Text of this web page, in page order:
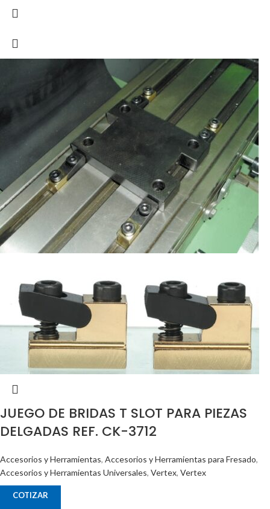
JUEGO DE BRIDAS T SLOT PARA PIEZAS
DELGADAS REF. CK-3712
Accesorios y Herramientas, Accesorios y Herramientas para Fresado,
Accesorios y Herramientas Universales, Vertex, Vertex
COTIZAR